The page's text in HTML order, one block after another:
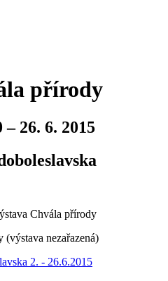
přírody
– 26. 6. 2015
Chvála přírody
nezařazená)
2. - 26.6.2015